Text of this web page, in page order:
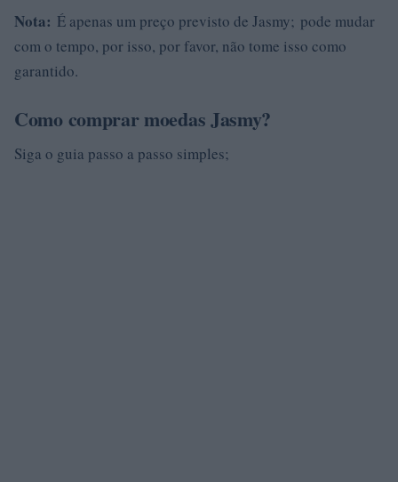
Nota: É apenas um preço previsto de Jasmy; pode mudar
com o tempo, por isso, por favor, não tome isso como
garantido.
Como comprar moedas Jasmy?
Siga o guia passo a passo simples;